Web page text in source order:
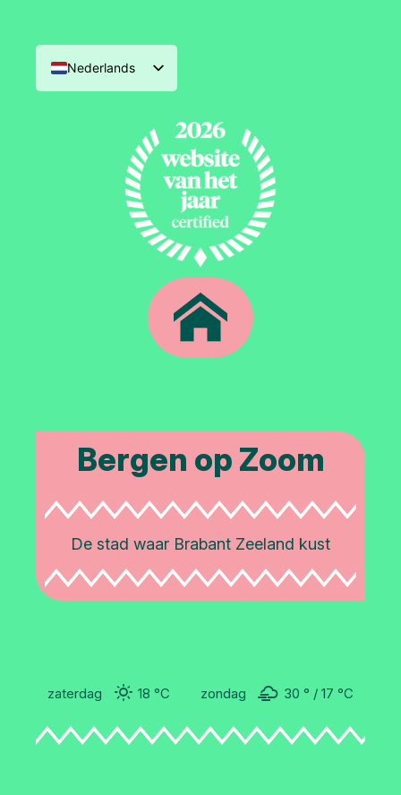
Nederlands
English (UK)
Bergen op Zoom
De stad waar Brabant Zeeland kust
zaterdag 18 °C zondag 30 ° 17 °C